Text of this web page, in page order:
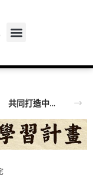
嘉義縣青創補助團隊「鈴蘭碗粿」結合商圈 共同打造中埔美食中繼站